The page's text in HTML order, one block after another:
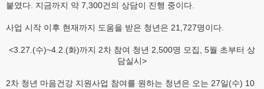
붙였다. 지금까지 약 7,300건의 상담이 진행 중이다.
사업 시작 이후 현재까지 도움을 받은 청년은 21,727명이다.
<3.27.(수)~4.2.(화)까지 2차 참여 청년 2,500명 모집, 5월 초부터 상
담실시>
2차 청년 마음건강 지원사업 참여를 원하는 청년은 오는 27일(수) 10